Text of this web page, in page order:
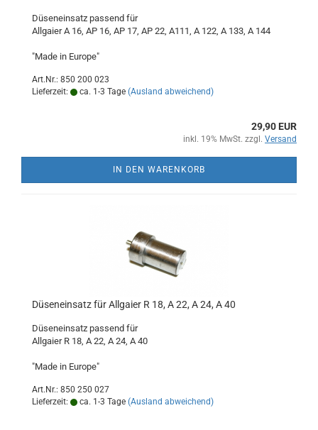
Düseneinsatz passend für
Allgaier A 16, AP 16, AP 17, AP 22, A111, A 122, A 133, A 144
"Made in Europe"
Art.Nr.: 850 200 023
Lieferzeit:
ca. 1-3 Tage (Ausland abweichend)
29,90 EUR
inkl. 19% MwSt. zzgl. Versand
IN DEN WARENKORB
Düseneinsatz für Allgaier R 18, A 22, A 24, A 40
Düseneinsatz passend für
Allgaier R 18, A 22, A 24, A 40
"Made in Europe"
Art.Nr.: 850 250 027
Lieferzeit:
ca. 1-3 Tage (Ausland abweichend)